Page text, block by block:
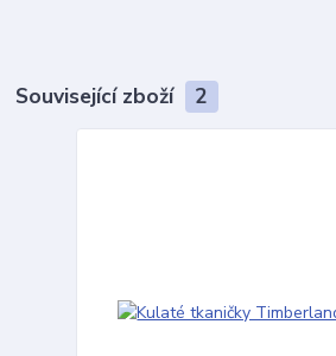
Související zboží 2